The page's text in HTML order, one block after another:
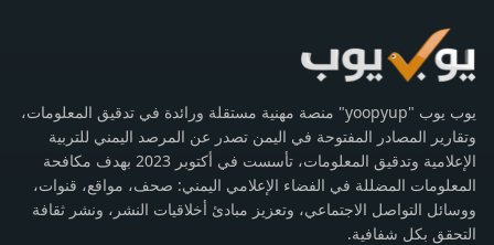
يوب يوب "yoopyup" منصة مهنية مستقلة ورائدة في تدقيق المعلومات،
وتقارير المصادر المفتوحة في اليمن تصدر عن المرصد اليمني للتربية
الإعلامية وتدقيق المعلومات، تأسست في أكتوبر 2023 بهدف مكافحة
المعلومات المضللة في الفضاء الإعلامي اليمني: صحف، مواقع، قنوات،
ووسائل التواصل الاجتماعي، وتعزيز مبادئ أخلاقيات النشر، ونشر ثقافة
التحقق بكل شفافية.